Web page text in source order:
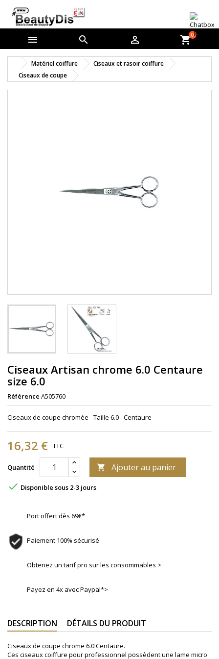
   shopping_cart0
Matériel coiffure
Ciseaux et rasoir coiffure
Ciseaux de coupe
Ciseaux Artisan chrome 6.0 Centaure
size 6.0
Référence A505760
Ciseaux de coupe chromée - Taille 6.0 - Centaure
16,32 € TTC
Quantité  Ajouter au panier
 Disponible sous 2-3 jours
Port offert dès 69€*
Paiement 100% sécurisé
Obtenez un tarif pro sur les consommables >
Payez en 4x avec Paypal*>
DESCRIPTION DÉTAILS DU PRODUIT
Ciseaux de coupe chrome 6.0 Centaure.
Ces ciseaux coiffure pour professionnel possèdent une lame micro